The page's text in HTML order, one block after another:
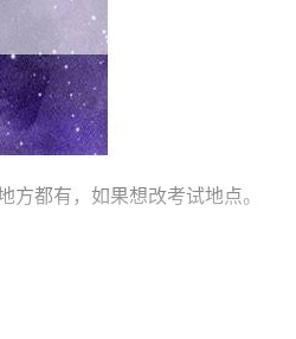
都有，如果想改考试地点。